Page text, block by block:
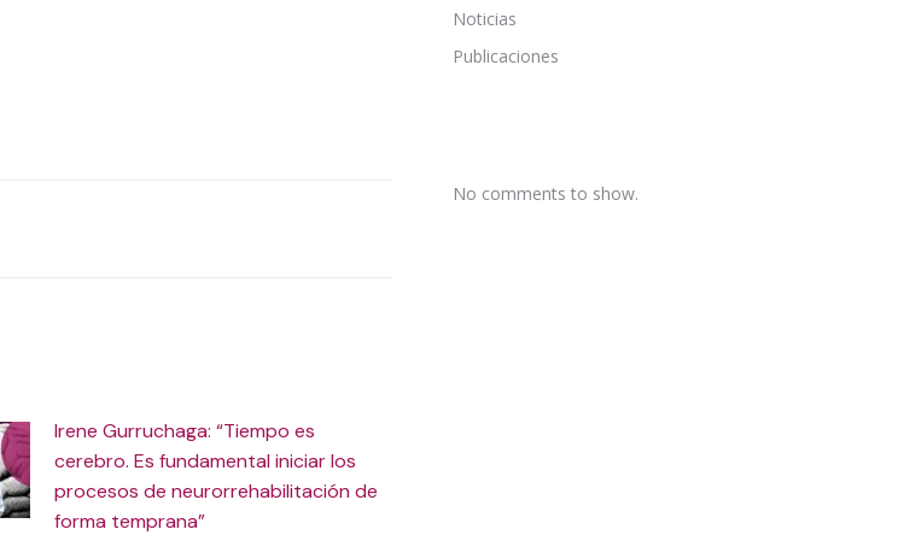
Irene Gurruchaga: “Tiempo es
cerebro. Es fundamental iniciar los
procesos de neurorrehabilitación de
forma temprana”
Noticias
Publicaciones
No comments to show.